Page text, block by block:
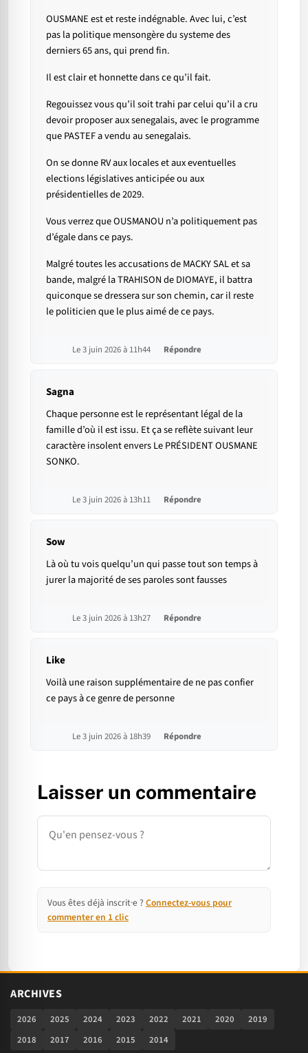
OUSMANE est et reste indégnable. Avec lui, c’est
pas la politique mensongère du systeme des
derniers 65 ans, qui prend fin.
Il est clair et honnette dans ce qu’il fait.
Regouissez vous qu’il soit trahi par celui qu’il a cru
devoir proposer aux senegalais, avec le programme
que PASTEF a vendu au senegalais.
On se donne RV aux locales et aux eventuelles
elections législatives anticipée ou aux
présidentielles de 2029.
Vous verrez que OUSMANOU n’a politiquement pas
d’égale dans ce pays.
Malgré toutes les accusations de MACKY SAL et sa
bande, malgré la TRAHISON de DIOMAYE, il battra
quiconque se dressera sur son chemin, car il reste
le politicien que le plus aimé de ce pays.
Le 3 juin 2026 à 11h44 Répondre
Sagna
Chaque personne est le représentant légal de la
famille d’où il est issu. Et ça se reflète suivant leur
caractère insolent envers Le PRÉSIDENT OUSMANE
SONKO.
Le 3 juin 2026 à 13h11 Répondre
Sow
Là où tu vois quelqu’un qui passe tout son temps à
jurer la majorité de ses paroles sont fausses
Le 3 juin 2026 à 13h27 Répondre
Like
Voilà une raison supplémentaire de ne pas confier
ce pays à ce genre de personne
Le 3 juin 2026 à 18h39 Répondre
Laisser un commentaire
Commentaire
Vous êtes déjà inscrit·e ? Connectez-vous pour
commenter en 1 clic
ARCHIVES
2026 2025 2024 2023 2022 2021 2020
2019
2018
2017 2016 2015 2014